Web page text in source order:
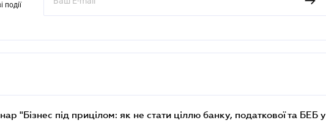
"Бізнес під прицілом: як не стати ціллю банку, податкової та БЕБ у